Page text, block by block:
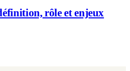
rôle et enjeux